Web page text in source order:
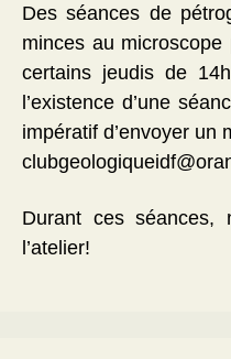
Des séances de
minces au
certains jeudis de
l’existence d’une
impératif d’envoyer un
Durant ces séances,
l’atelier!